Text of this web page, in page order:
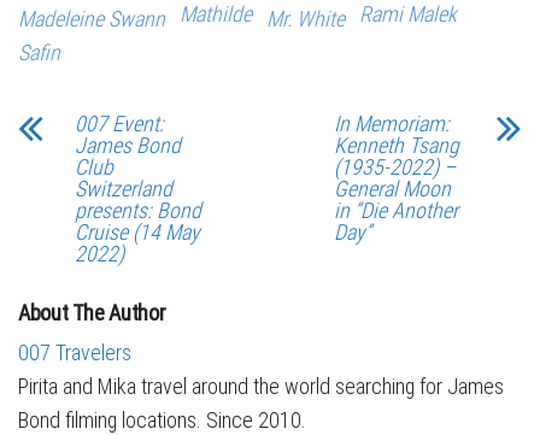
Madeleine Swann
Mathilde Mr. White
Rami Malek
Safin
007 Event:
James Bond
Club
Switzerland
presents: Bond
Cruise (14 May
2022)
In Memoriam:
Kenneth Tsang
(1935-2022) –
General Moon
in “Die Another
Day”
About The Author
007 Travelers
Pirita and Mika travel around the world searching for James
Bond filming locations. Since 2010.